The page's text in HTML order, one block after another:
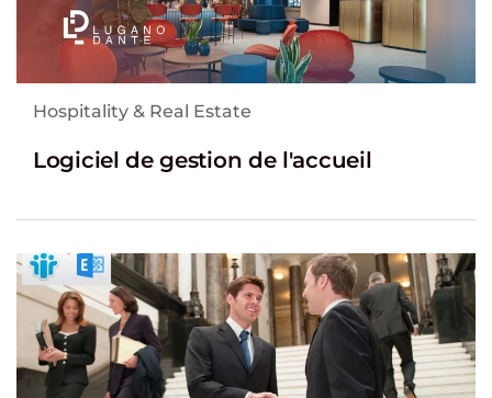
Hospitality & Real Estate
Logiciel de gestion de l'accueil